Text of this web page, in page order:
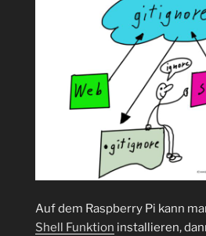
Auf dem Raspberry Pi kann
Shell Funktion installieren,